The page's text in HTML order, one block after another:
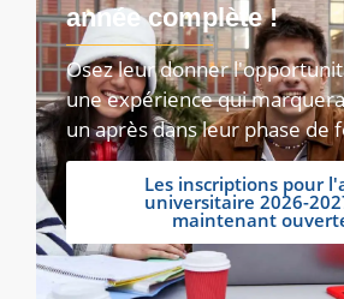
année complète !
Osez leur donner
une expérience qui
un après dans leur phase de
Les inscriptions pour
universitaire 2026-
maintenant